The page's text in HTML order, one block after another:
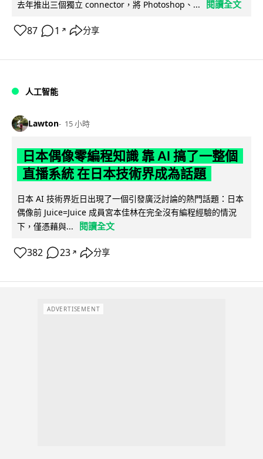
去年推出三個獨立 connector，將 Photoshop、... 閱讀全文
87 1 ↗ 分享
人工智能
Lawton 15 小時
日本偶像零編程知識 靠 AI 搞了一整個
直播系統 在日本技術界成為話題
日本 AI 技術界近日出現了一個引發廣泛討論的熱門話題：日本
偶像前 Juice=Juice 成員宮本佳林在完全沒有編程經驗的情況
下，僅憑藉與...
閱讀全文
382 23 ↗ 分享
ADVERTISEMENT